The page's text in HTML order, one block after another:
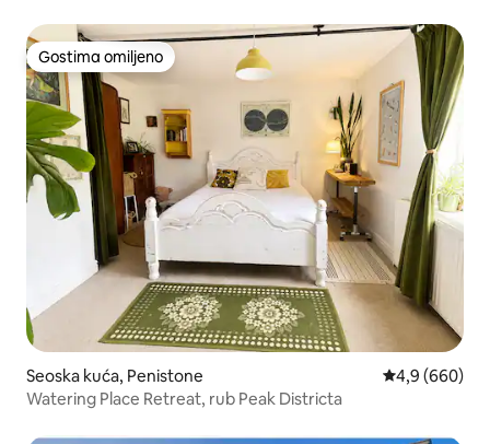
Gostima omiljeno
Gostima omiljeno
Seoska kuća, Penistone Prosečna
4,9 (660)
Watering Place Retreat, rub Peak Districta